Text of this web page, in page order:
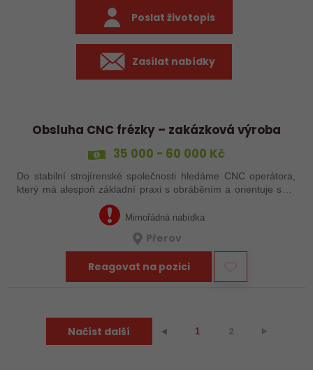
Poslat životopis
Zasílat nabídky
Obsluha CNC frézky – zakázková výroba
35 000 - 60 000 Kč
Do stabilní strojírenské společnosti hledáme CNC operátora,
který má alespoň základní praxi s obráběním a orientuje se v
technické dokumentaci. Nemusíte mít za sebou roky
zkušeností – důležité je, že…Mimořádná nabídka
Přerov
Reagovat na pozici
Načíst další ⯇ 1 2 ⯈